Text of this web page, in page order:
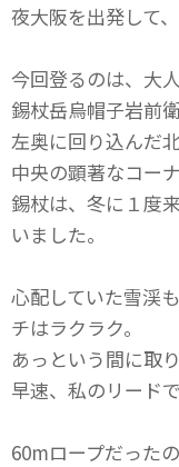
夜大阪を出発して
今回登るのは、大
錫杖岳烏帽子岩前
左奥に回り込んだ
中央の顕著なコー
錫杖は、冬に１度
いました。
心配していた雪渓
チはラクラク。
あっという間に取
早速、私のリード
60mロープだった